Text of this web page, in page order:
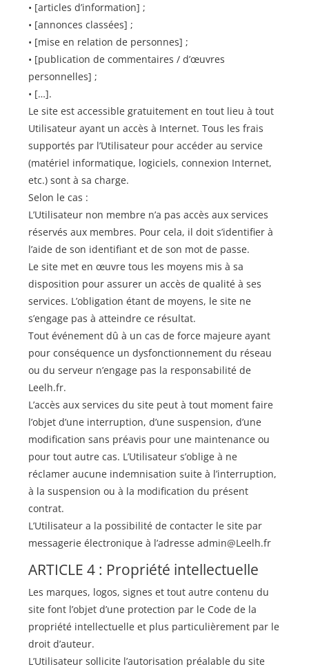
• [articles d’information] ;
• [annonces classées] ;
• [mise en relation de personnes] ;
• [publication de commentaires / d’œuvres
personnelles] ;
• […].
Le site est accessible gratuitement en tout lieu à tout
Utilisateur ayant un accès à Internet. Tous les frais
supportés par l’Utilisateur pour accéder au service
(matériel informatique, logiciels, connexion Internet,
etc.) sont à sa charge.
Selon le cas :
L’Utilisateur non membre n’a pas accès aux services
réservés aux membres. Pour cela, il doit s’identifier à
l’aide de son identifiant et de son mot de passe.
Le site met en œuvre tous les moyens mis à sa
disposition pour assurer un accès de qualité à ses
services. L’obligation étant de moyens, le site ne
s’engage pas à atteindre ce résultat.
Tout événement dû à un cas de force majeure ayant
pour conséquence un dysfonctionnement du réseau
ou du serveur n’engage pas la responsabilité de
Leelh.fr.
L’accès aux services du site peut à tout moment faire
l’objet d’une interruption, d’une suspension, d’une
modification sans préavis pour une maintenance ou
pour tout autre cas. L’Utilisateur s’oblige à ne
réclamer aucune indemnisation suite à l’interruption,
à la suspension ou à la modification du présent
contrat.
L’Utilisateur a la possibilité de contacter le site par
messagerie électronique à l’adresse admin@Leelh.fr
ARTICLE 4 : Propriété intellectuelle
Les marques, logos, signes et tout autre contenu du
site font l’objet d’une protection par le Code de la
propriété intellectuelle et plus particulièrement par le
droit d’auteur.
L’Utilisateur sollicite l’autorisation préalable du site